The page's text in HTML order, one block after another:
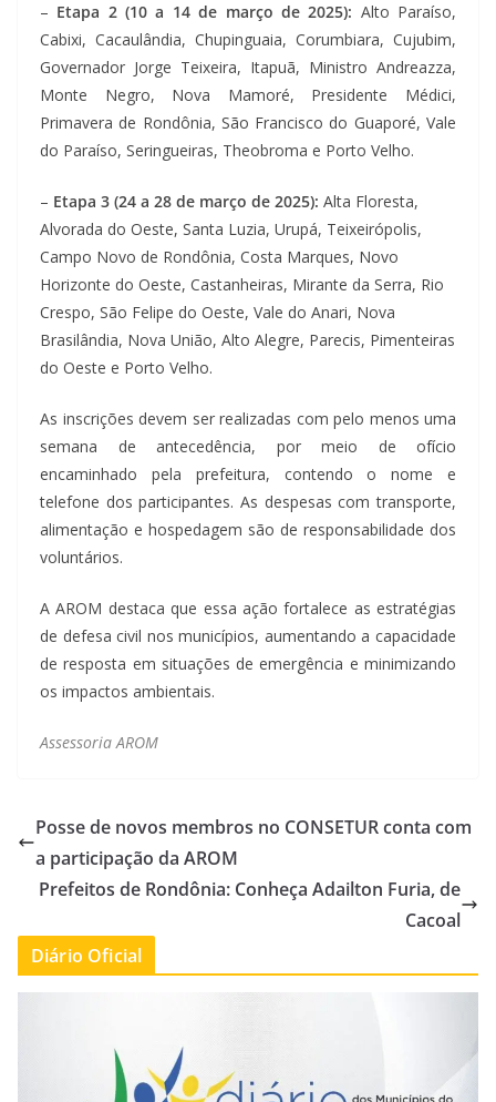
– Etapa 2 (10 a 14 de março de 2025): Alto Paraíso,
Cabixi, Cacaulândia, Chupinguaia, Corumbiara, Cujubim,
Governador Jorge Teixeira, Itapuã, Ministro Andreazza,
Monte Negro, Nova Mamoré, Presidente Médici,
Primavera de Rondônia, São Francisco do Guaporé, Vale
do Paraíso, Seringueiras, Theobroma e Porto Velho.
– Etapa 3 (24 a 28 de março de 2025): Alta Floresta,
Alvorada do Oeste, Santa Luzia, Urupá, Teixeirópolis,
Campo Novo de Rondônia, Costa Marques, Novo
Horizonte do Oeste, Castanheiras, Mirante da Serra, Rio
Crespo, São Felipe do Oeste, Vale do Anari, Nova
Brasilândia, Nova União, Alto Alegre, Parecis, Pimenteiras
do Oeste e Porto Velho.
As inscrições devem ser realizadas com pelo menos uma
semana de antecedência, por meio de ofício
encaminhado pela prefeitura, contendo o nome e
telefone dos participantes. As despesas com transporte,
alimentação e hospedagem são de responsabilidade dos
voluntários.
A AROM destaca que essa ação fortalece as estratégias
de defesa civil nos municípios, aumentando a capacidade
de resposta em situações de emergência e minimizando
os impactos ambientais.
Assessoria AROM
Posse de novos membros no CONSETUR conta com
a participação da AROM
Prefeitos de Rondônia: Conheça Adailton Furia, de
Cacoal
Diário Oficial